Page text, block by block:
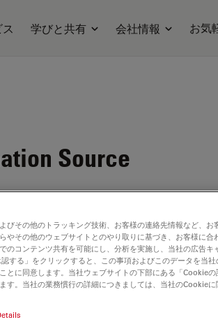
学びと共有 会社情報 お気
Source
びその他のトラッキング技術、お客様の連絡先情報など、お
やその他のウェブサイトとのやり取りに基づき、お客様に合
のコンテンツ共有を可能にし、分析を実施し、当社の広告キ
する」をクリックすると、この事項およびこのデータを当
とに同意します。当社ウェブサイトの下部にある「Cookie
す。当社の業務慣行の詳細につきましては、当社のCookie